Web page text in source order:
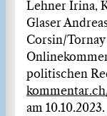
Lehner Irina,
Glaser
Corsin/Tornay
politischen
am 10.10.2023.